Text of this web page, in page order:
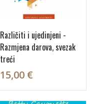
Različiti i ujedinjeni -
Razmjena darova, svezak
treći
15,00 €